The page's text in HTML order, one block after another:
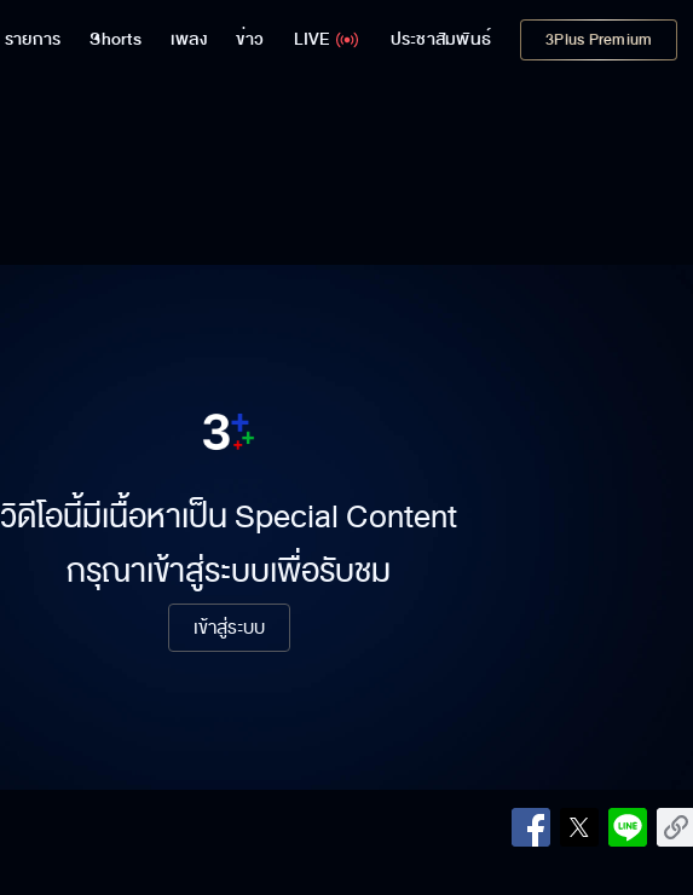
รายการ Shorts เพลง ข่าว LIVE ประชาสัมพันธ์ 3Plus Premium
วิดีโอนี้มีเนื้อหาเป็น Special Content
กรุณาเข้าสู่ระบบเพื่อรับชม
เข้าสู่ระบบ